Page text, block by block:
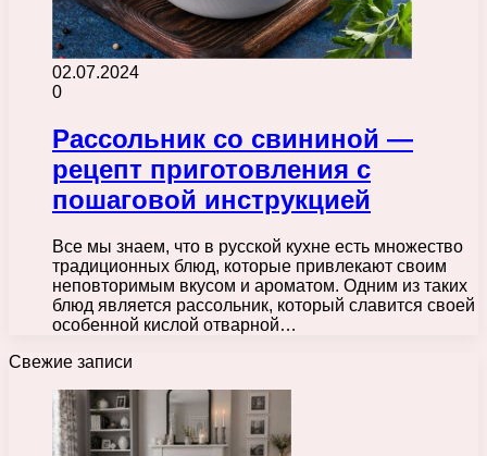
02.07.2024
0
Рассольник со свининой —
рецепт приготовления с
пошаговой инструкцией
Все мы знаем, что в русской кухне есть множество
традиционных блюд, которые привлекают своим
неповторимым вкусом и ароматом. Одним из таких
блюд является рассольник, который славится своей
особенной кислой отварной…
Свежие записи